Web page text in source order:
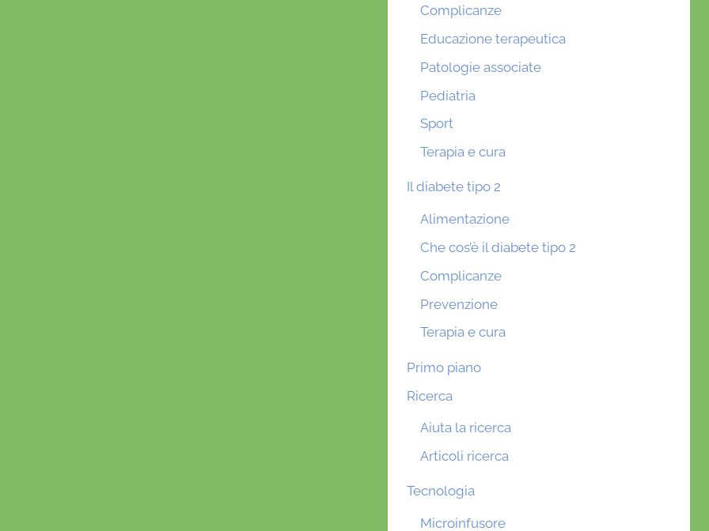
Complicanze
Educazione terapeutica
Patologie associate
Pediatria
Sport
Terapia e cura
Il diabete tipo 2
Alimentazione
Che cos’è il diabete tipo 2
Complicanze
Prevenzione
Terapia e cura
Primo piano
Ricerca
Aiuta la ricerca
Articoli ricerca
Tecnologia
Microinfusore